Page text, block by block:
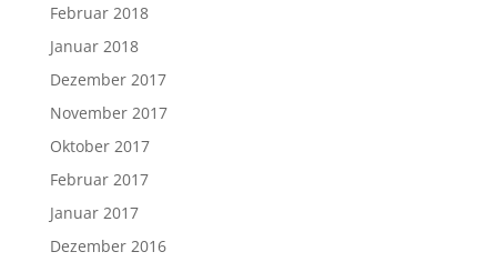
Februar 2018
Januar 2018
Dezember 2017
November 2017
Oktober 2017
Februar 2017
Januar 2017
Dezember 2016